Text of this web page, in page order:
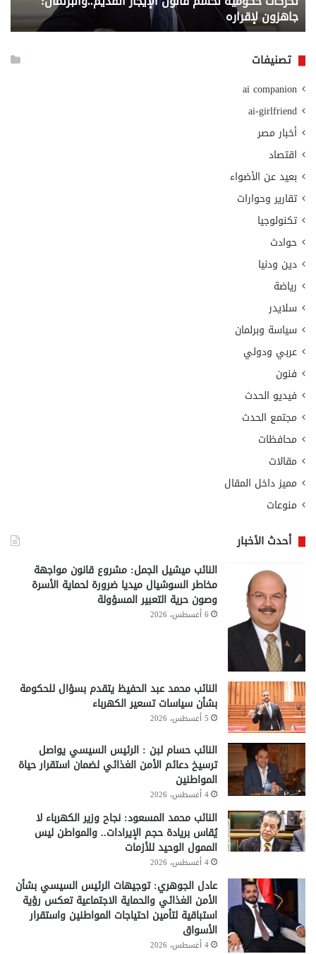
جاهزون لإقراره
تصنيفات
ai companion
ai-girlfriend
أخبار مصر
اقتصاد
بعيد عن الأضواء
تقارير وحوارات
تكنولوجيا
حوادث
دين ودنيا
رياضة
سلايدر
سياسة وبرلمان
عربي ودولي
فنون
فيديو الحدث
مجتمع الحدث
محافظات
مقالات
مميز داخل المقال
منوعات
أحدث الأخبار
النائب ميشيل الجمل: مشروع قانون مواجهة
مخاطر السوشيال ميديا ضرورة لحماية الأسرة
وصون حرية التعبير المسؤولة
6 أغسطس، 2026
النائب محمد عبد الحفيظ يتقدم بسؤال للحكومة
بشأن سياسات تسعير الكهرباء
5 أغسطس، 2026
النائب حسام لبن : الرئيس السيسي يواصل
ترسيخ دعائم الأمن الغذائي لضمان استقرار حياة
المواطنين
4 أغسطس، 2026
النائب محمد المسعود: نجاح وزير الكهرباء لا
يُقاس بريادة حجم الإيرادات.. والمواطن ليس
الممول الوحيد للأزمات
4 أغسطس، 2026
عادل الجوهري: توجيهات الرئيس السيسي بشأن
الأمن الغذائي والحماية الاجتماعية تعكس رؤية
استباقية لتأمين احتياجات المواطنين واستقرار
الأسواق
4 أغسطس، 2026